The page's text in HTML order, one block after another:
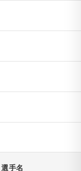
選手名